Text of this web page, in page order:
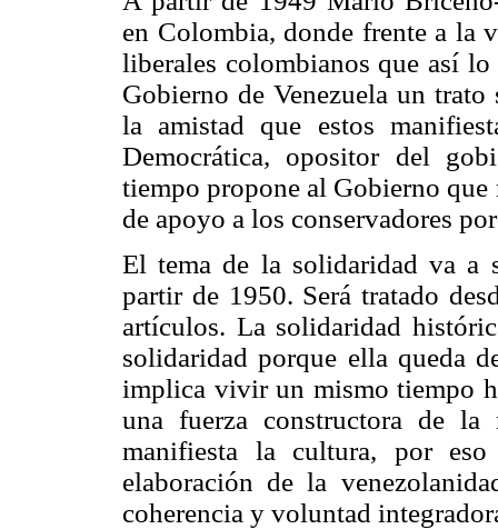
en Colombia, donde frente a la
liberales colombianos que así
Gobierno de Venezuela un
la amistad que estos
Democrática, opositor del
tiempo propone al Gobierno
de apoyo a los conservadores
El tema de la solidaridad va a
partir de 1950. Será tratado
artículos. La solidaridad
solidaridad porque ella queda
implica vivir un mismo tiempo
una fuerza constructora de
manifiesta la cultura, por
elaboración de la
coherencia y voluntad